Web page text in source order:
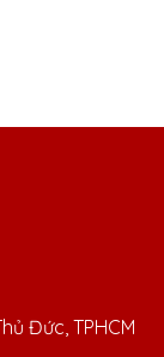
Đức, TPHCM